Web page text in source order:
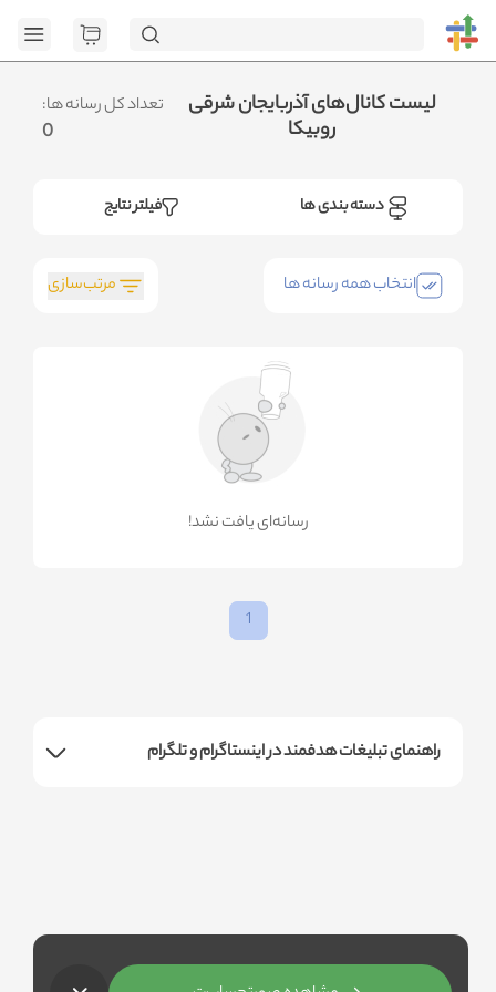
تعداد کل رسانه ها:
0
لیست کانال‌های آذربایجان شرقی
روبیکا
فیلتر نتایج دسته بندی ها
مرتب‌سازی انتخاب همه رسانه ها
!رسانه‌ای یافت نشد
1
راهنمای تبلیغات هدفمند در اینستاگرام و تلگرام